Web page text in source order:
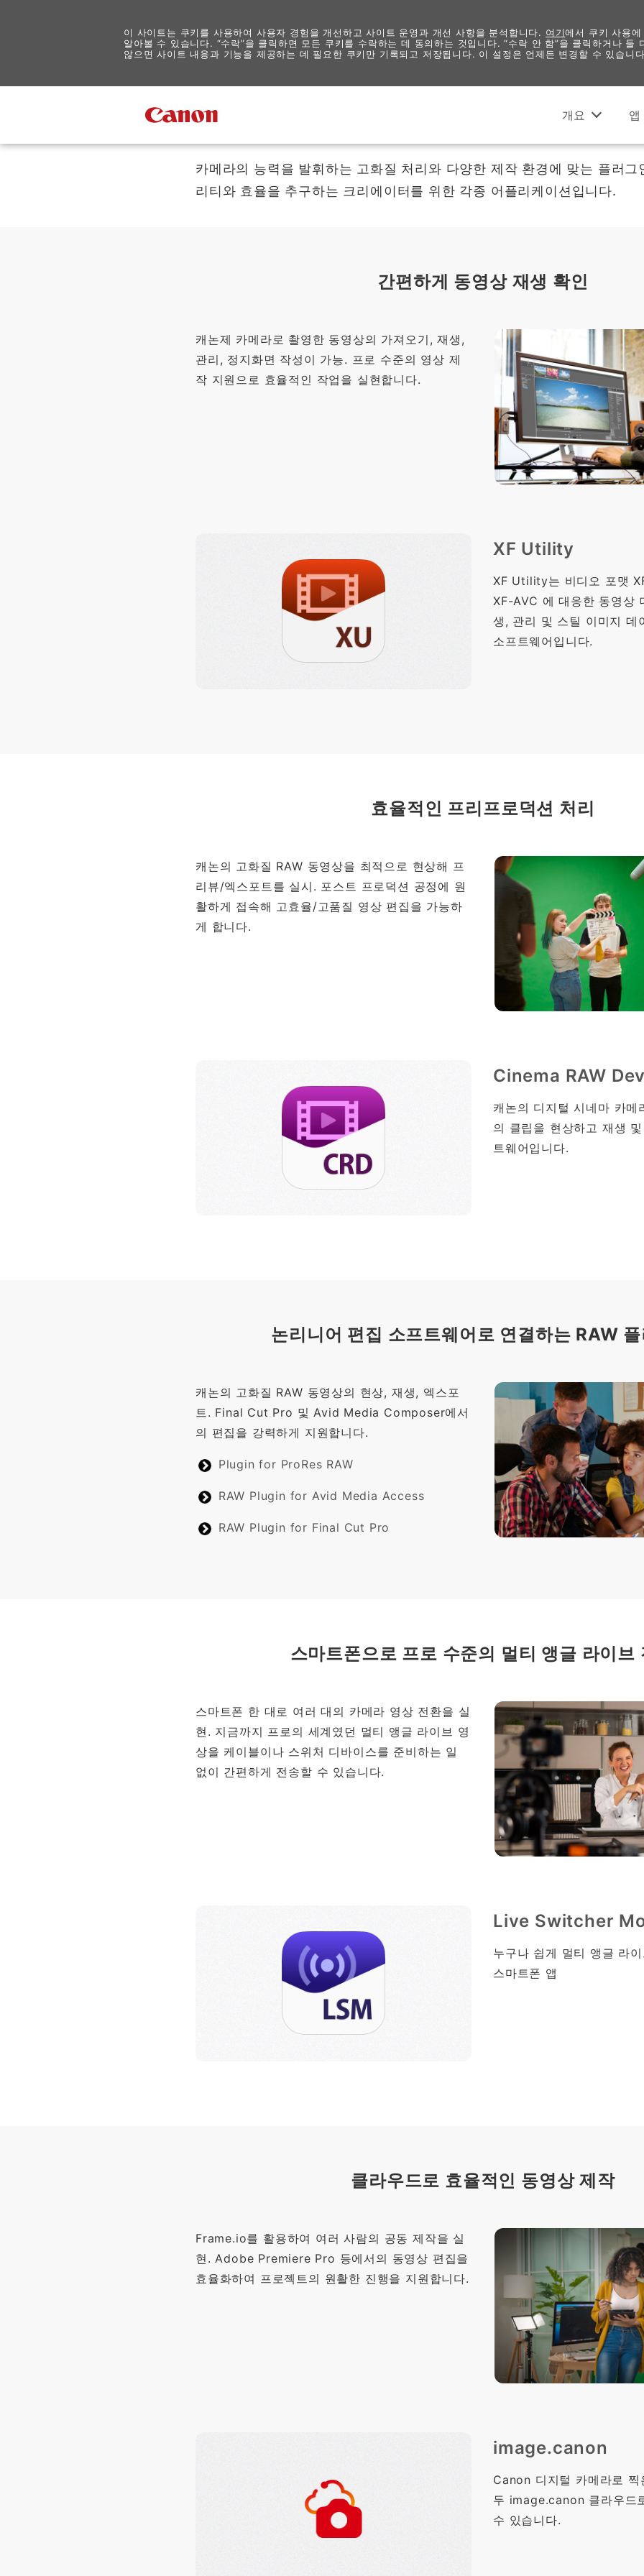
이 사이트는 쿠키를 사용하여 사용자 경험을 개선하고 사이트 운영과 개선 사항을 분석합니다. 여기에서 쿠키 사용
알아볼 수 있습니다. “수락”을 클릭하면 모든 쿠키를 수락하는 데 동의하는 것입니다. “수락 안 함”을 클릭하거나 둘
않으면 사이트 내용과 기능을 제공하는 데 필요한 쿠키만 기록되고 저장됩니다. 이 설정은 언제든 변경할 수 있습니
개요 앱
카메라의 능력을 발휘하는 고화질 처리와 다양한 제작 환경에 맞는 플러
리티와 효율을 추구하는 크리에이터를 위한 각종 어플리케이션입니다.
간편하게 동영상 재생 확인
캐논제 카메라로 촬영한 동영상의 가져오기, 재생,
관리, 정지화면 작성이 가능. 프로 수준의 영상 제
작 지원으로 효율적인 작업을 실현합니다.
XF Utility
XF Utility는 비디오 포맷
XF-AVC 에 대응한 동영상
생, 관리 및 스틸 이미지 데
소프트웨어입니다.
효율적인 프리프로덕션 처리
캐논의 고화질 RAW 동영상을 최적으로 현상해 프
리뷰/엑스포트를 실시. 포스트 프로덕션 공정에 원
활하게 접속해 고효율/고품질 영상 편집을 가능하
게 합니다.
Cinema RAW
캐논의 디지털 시네마 카메
의 클립을 현상하고 재생
트웨어입니다.
논리니어 편집 소프트웨어로 연결하는 RAW
캐논의 고화질 RAW 동영상의 현상, 재생, 엑스포
트. Final Cut Pro 및 Avid Media Composer에서
의 편집을 강력하게 지원합니다.
Plugin for ProRes RAW
RAW Plugin for Avid Media Access
RAW Plugin for Final Cut Pro
스마트폰으로 프로 수준의 멀티 앵글 라이브
스마트폰 한 대로 여러 대의 카메라 영상 전환을 실
현. 지금까지 프로의 세계였던 멀티 앵글 라이브 영
상을 케이블이나 스위처 디바이스를 준비하는 일
없이 간편하게 전송할 수 있습니다.
Live Switcher
누구나 쉽게 멀티 앵글 라
스마트폰 앱
클라우드로 효율적인 동영상 제작
Frame.io를 활용하여 여러 사람의 공동 제작을 실
현. Adobe Premiere Pro 등에서의 동영상 편집을
효율화하여 프로젝트의 원활한 진행을 지원합니다.
image.canon
Canon 디지털 카메라로
두 image.canon 클라우드
수 있습니다.